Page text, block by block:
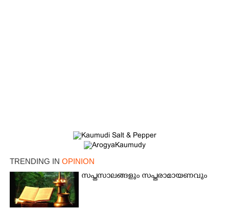
TRENDING IN OPINION
സപ്തസാലങ്ങളും സപ്തരാമായണവും